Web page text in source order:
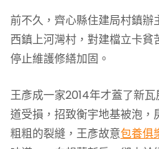
前不久，齊心縣住建局村鎮
西鎮上河灣村，對建檔立卡
停止維護修繕加固。
王彥成一家2014年才蓋了新
道受損，招致衡宇地基被泡
粗粗的裂縫，王彥故意包養俱